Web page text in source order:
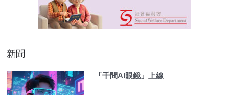
新聞
「千問AI眼鏡」上線